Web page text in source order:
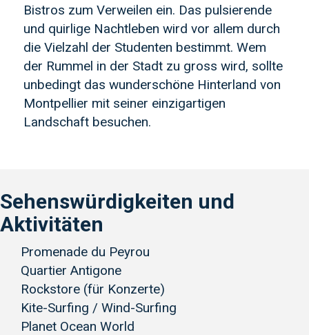
Bistros zum Verweilen ein. Das pulsierende
und quirlige Nachtleben wird vor allem durch
die Vielzahl der Studenten bestimmt. Wem
der Rummel in der Stadt zu gross wird, sollte
unbedingt das wunderschöne Hinterland von
Montpellier mit seiner einzigartigen
Landschaft besuchen.
Sehenswürdigkeiten und
Aktivitäten
Promenade du Peyrou
Quartier Antigone
Rockstore (für Konzerte)
Kite-Surfing / Wind-Surfing
Planet Ocean World